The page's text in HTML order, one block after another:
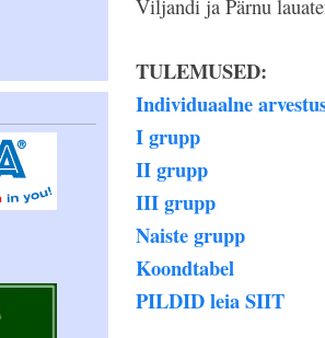
Viljandi ja Pärnu
TULEMUSED:
Individuaalne
I grupp
II grupp
III grupp
Naiste grupp
Koondtabel
PILDID leia SIIT